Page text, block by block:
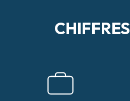
CHIFFRES